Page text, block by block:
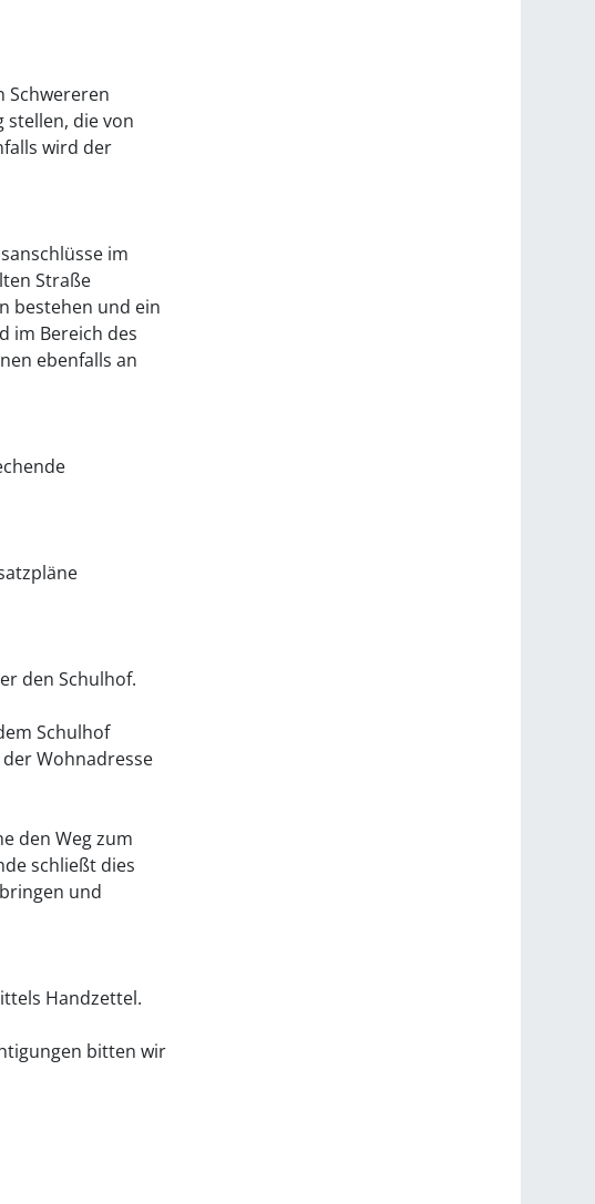
Schwereren
stellen, die von
wird der
im
Straße
bestehen und ein
im Bereich des
ebenfalls an
den Schulhof.
Schulhof
Wohnadresse
den Weg zum
schließt dies
und
Handzettel.
bitten wir